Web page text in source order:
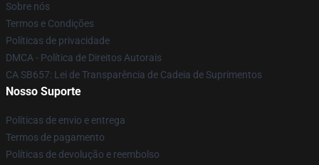
Sobre nós
Termos e Condições
Políticas de privacidade
DMCA - Política de Direitos Autorais
CA SB657: Lei de Transparência de Cadeia de Suprimentos
Nosso Suporte
Políticas de envio e entrega
Termos de pagamento
Políticas de devolução e reembolso